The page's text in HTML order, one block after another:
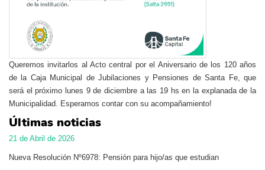
Queremos invitarlos al Acto central por el Aniversario de los 120 años
de la Caja Municipal de Jubilaciones y Pensiones de Santa Fe, que
será el próximo lunes 9 de diciembre a las 19 hs en la explanada de la
Municipalidad. Esperamos contar con su acompañamiento!
Últimas noticias
21 de Abril de 2026
Nueva Resolución Nº6978: Pensión para hijo/as que estudian